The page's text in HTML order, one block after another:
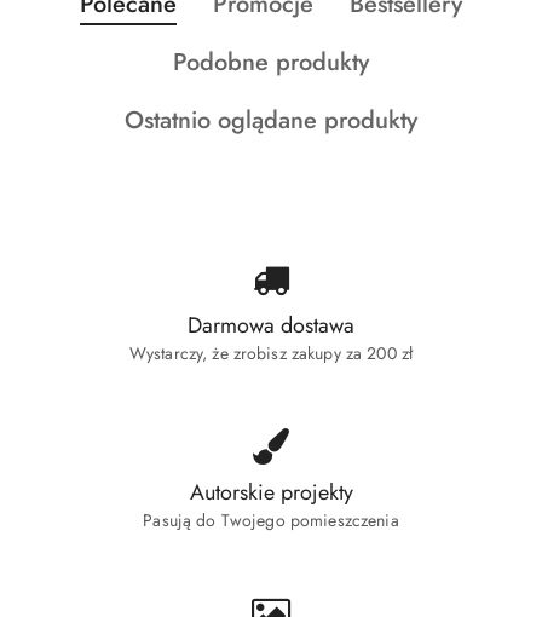
Pomiń karuzelę produktów
o
statusie:
statusie:
Produkty
statusie:
Podobne produkty
Produkty
Ostatnio oglądane produkty
Darmowa dostawa
Wystarczy, że zrobisz zakupy za 200 zł
Autorskie projekty
Pasują do Twojego pomieszczenia